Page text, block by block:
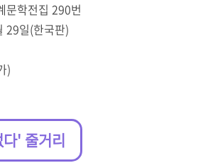
문학전집 290번
29일(한국판)
)
' 줄거리